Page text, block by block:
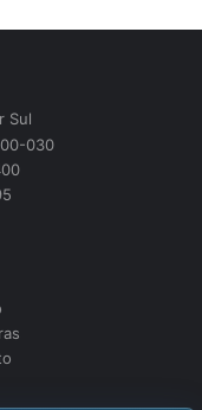
Sul
030